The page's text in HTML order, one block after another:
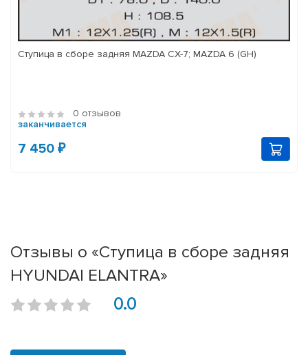
Ступица в сборе задняя MAZDA CX-7; MAZDA 6 (GH)
0 отзывов
заканчивается
7 450 ₽
Отзывы о «Ступица в сборе задняя
HYUNDAI ELANTRA»
0.0